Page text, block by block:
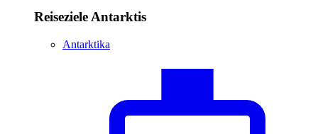
Reiseziele Antarktis
Antarktika